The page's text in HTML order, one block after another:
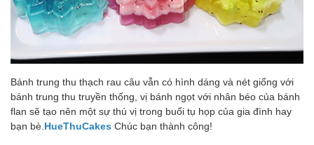
Bánh trung thu thạch rau câu vẫn có hình dáng và nét giống với
bánh trung thu truyền thống, vị bánh ngọt với nhân béo của bánh
flan sẽ tạo nên một sự thú vị trong buổi tụ họp của gia đình hay
bạn bè. HueThuCakes Chúc bạn thành công!